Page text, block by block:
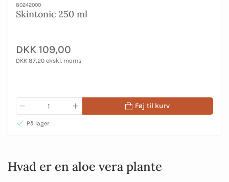
80242000
Skintonic 250 ml
DKK 109,00
DKK 87,20 ekskl. moms
Føj til kurv
På lager
Hvad er en aloe vera plante